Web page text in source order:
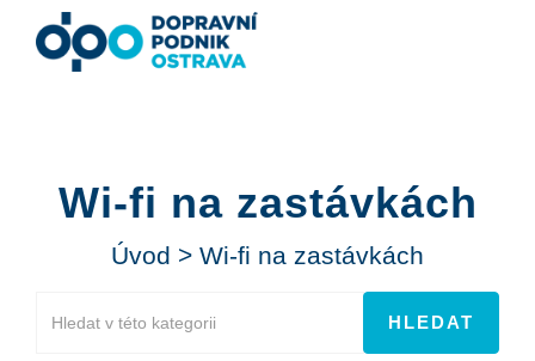
Wi-fi na zastávkách
Úvod > Wi-fi na zastávkách